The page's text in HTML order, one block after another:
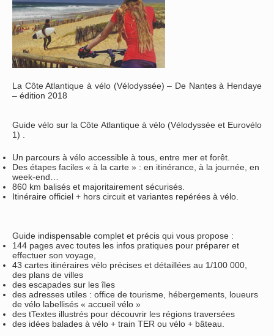
La Côte Atlantique à vélo (Vélodyssée) – De Nantes à Hendaye
– édition 2018
Guide vélo sur la Côte Atlantique à vélo (Vélodyssée et Eurovélo
1) .
Un parcours à vélo accessible à tous, entre mer et forêt.
Des étapes faciles « à la carte » : en itinérance, à la journée, en
week-end…
860 km balisés et majoritairement sécurisés.
Itinéraire officiel + hors circuit et variantes repérées à vélo.
Guide indispensable complet et précis qui vous propose :
144 pages avec toutes les infos pratiques pour préparer et
effectuer son voyage,
43 cartes itinéraires vélo précises et détaillées au 1/100 000,
des plans de villes
des escapades sur les îles
des adresses utiles : office de tourisme, hébergements, loueurs
de vélo labellisés « accueil vélo »
des tTextes illustrés pour découvrir les régions traversées
des idées balades à vélo + train TER ou vélo + bâteau.